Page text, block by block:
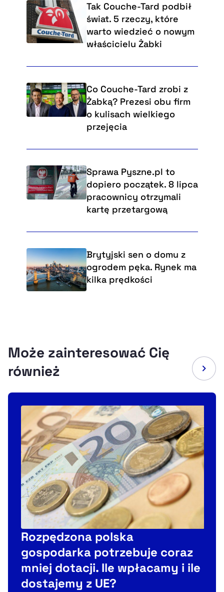
Tak Couche-Tard podbił
świat. 5 rzeczy, które
warto wiedzieć o nowym
właścicielu Żabki
Co Couche-Tard zrobi z
Żabką? Prezesi obu firm
o kulisach wielkiego
przejęcia
Sprawa Pyszne.pl to
dopiero początek. 8 lipca
pracownicy otrzymali
kartę przetargową
Brytyjski sen o domu z
ogrodem pęka. Rynek ma
kilka prędkości
Może zainteresować Cię
również
Rozpędzona polska
gospodarka potrzebuje coraz
mniej dotacji. Ile wpłacamy i ile
dostajemy z UE?